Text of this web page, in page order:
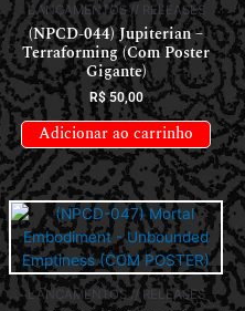
LANÇAMENTOS // RELEASES
(NPCD-044) Jupiterian –
Terraforming (Com Poster
Gigante)
R$50,00
Adicionar ao carrinho
LANÇAMENTOS // RELEASES